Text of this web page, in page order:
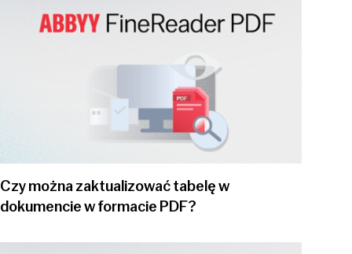
Czy można zaktualizować tabelę w
dokumencie w formacie PDF?